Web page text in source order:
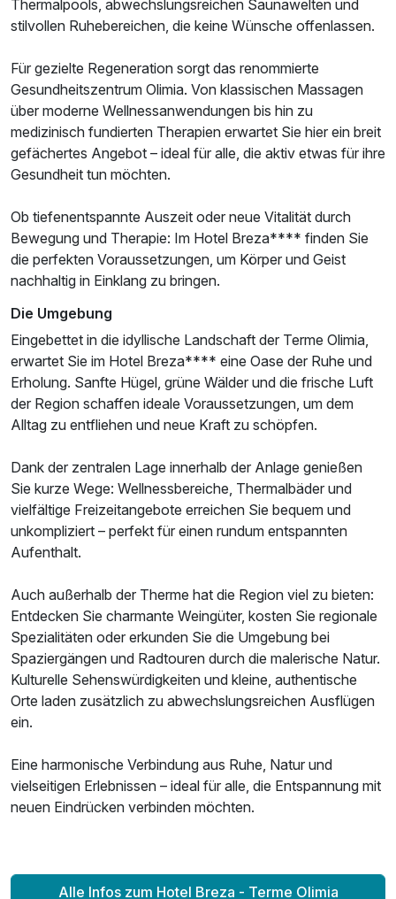
Thermalpools, abwechslungsreichen Saunawelten und
stilvollen Ruhebereichen, die keine Wünsche offenlassen.
Für gezielte Regeneration sorgt das renommierte
Gesundheitszentrum Olimia. Von klassischen Massagen
über moderne Wellnessanwendungen bis hin zu
medizinisch fundierten Therapien erwartet Sie hier ein breit
gefächertes Angebot – ideal für alle, die aktiv etwas für ihre
Gesundheit tun möchten.
Ob tiefenentspannte Auszeit oder neue Vitalität durch
Bewegung und Therapie: Im Hotel Breza**** finden Sie
die perfekten Voraussetzungen, um Körper und Geist
nachhaltig in Einklang zu bringen.
Die Umgebung
Eingebettet in die idyllische Landschaft der Terme Olimia,
erwartet Sie im Hotel Breza**** eine Oase der Ruhe und
Erholung. Sanfte Hügel, grüne Wälder und die frische Luft
der Region schaffen ideale Voraussetzungen, um dem
Alltag zu entfliehen und neue Kraft zu schöpfen.
Dank der zentralen Lage innerhalb der Anlage genießen
Sie kurze Wege: Wellnessbereiche, Thermalbäder und
vielfältige Freizeitangebote erreichen Sie bequem und
unkompliziert – perfekt für einen rundum entspannten
Aufenthalt.
Auch außerhalb der Therme hat die Region viel zu bieten:
Entdecken Sie charmante Weingüter, kosten Sie regionale
Spezialitäten oder erkunden Sie die Umgebung bei
Spaziergängen und Radtouren durch die malerische Natur.
Kulturelle Sehenswürdigkeiten und kleine, authentische
Orte laden zusätzlich zu abwechslungsreichen Ausflügen
ein.
Eine harmonische Verbindung aus Ruhe, Natur und
vielseitigen Erlebnissen – ideal für alle, die Entspannung mit
neuen Eindrücken verbinden möchten.
Alle Infos zum Hotel Breza - Terme Olimia